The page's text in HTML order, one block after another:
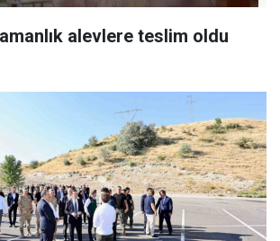
alevlere teslim oldu